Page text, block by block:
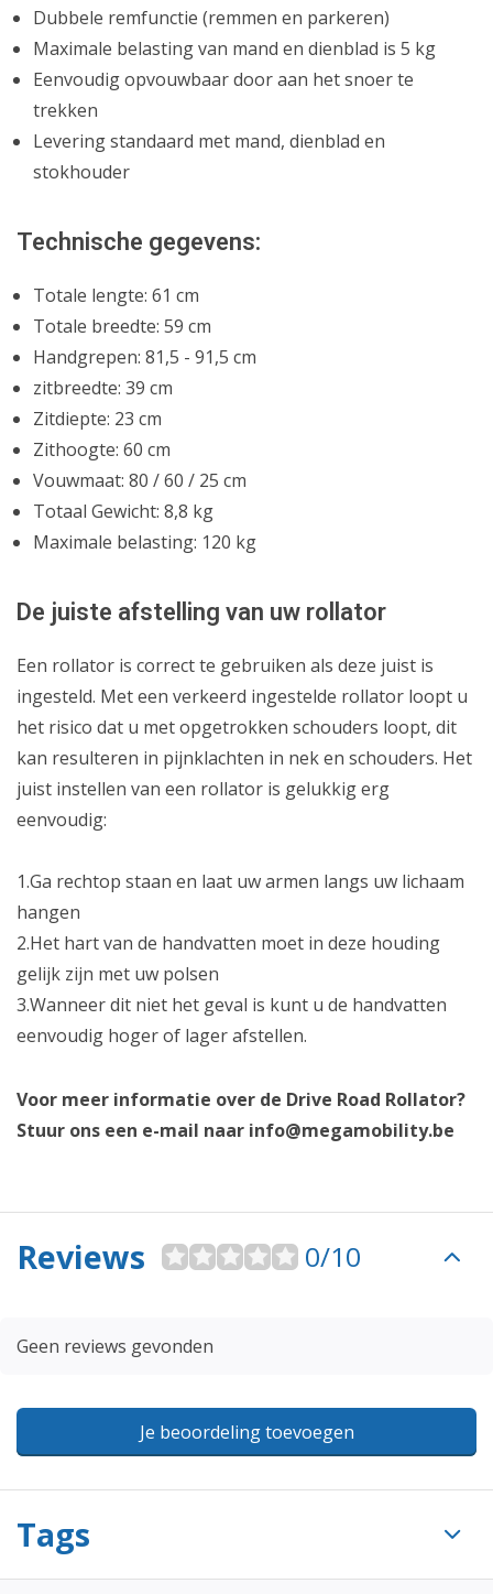
Dubbele remfunctie (remmen en parkeren)
Maximale belasting van mand en dienblad is 5 kg
Eenvoudig opvouwbaar door aan het snoer te
trekken
Levering standaard met mand, dienblad en
stokhouder
Technische gegevens:
Totale lengte: 61 cm
Totale breedte: 59 cm
Handgrepen: 81,5 - 91,5 cm
zitbreedte: 39 cm
Zitdiepte: 23 cm
Zithoogte: 60 cm
Vouwmaat: 80 / 60 / 25 cm
Totaal Gewicht: 8,8 kg
Maximale belasting: 120 kg
De juiste afstelling van uw rollator
Een rollator is correct te gebruiken als deze juist is
ingesteld. Met een verkeerd ingestelde rollator loopt u
het risico dat u met opgetrokken schouders loopt, dit
kan resulteren in pijnklachten in nek en schouders. Het
juist instellen van een rollator is gelukkig erg
eenvoudig:
1.Ga rechtop staan en laat uw armen langs uw lichaam
hangen
2.Het hart van de handvatten moet in deze houding
gelijk zijn met uw polsen
3.Wanneer dit niet het geval is kunt u de handvatten
eenvoudig hoger of lager afstellen.
Voor meer informatie over de Drive Road Rollator?
Stuur ons een e-mail naar info@megamobility.be
Tags
Reviews 0/10
Geen reviews gevonden
Je beoordeling toevoegen